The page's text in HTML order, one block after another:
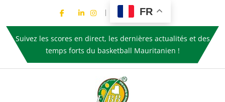
FR
Suivez les scores en direct, les dernières actualités et des
temps forts du basketball Mauritanien !